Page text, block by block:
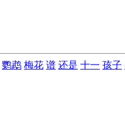
鹦鹉 梅花 谱 还是 十一 孩子